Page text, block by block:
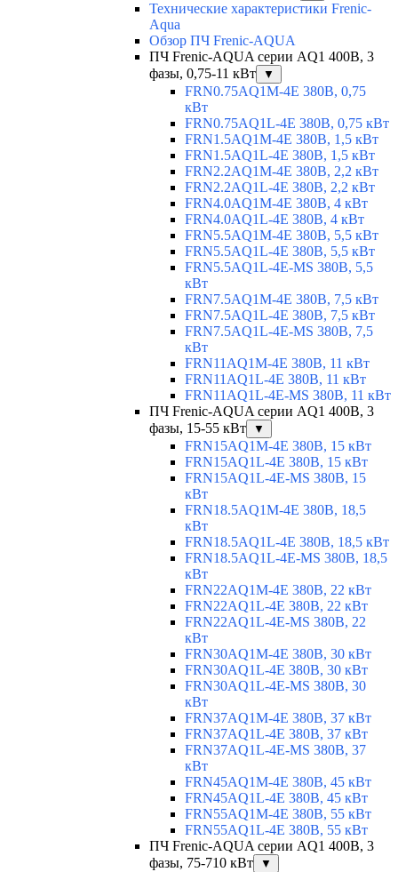
Технические характеристики Frenic-
Aqua
Обзор ПЧ Frenic-AQUA
ПЧ Frenic-AQUA серии AQ1 400В, 3
фазы, 0,75-11 кВт
▼
FRN0.75AQ1M-4E 380В, 0,75
кВт
FRN0.75AQ1L-4E 380В, 0,75 кВт
FRN1.5AQ1M-4E 380В, 1,5 кВт
FRN1.5AQ1L-4E 380В, 1,5 кВт
FRN2.2AQ1M-4E 380В, 2,2 кВт
FRN2.2AQ1L-4E 380В, 2,2 кВт
FRN4.0AQ1M-4E 380В, 4 кВт
FRN4.0AQ1L-4E 380В, 4 кВт
FRN5.5AQ1M-4E 380В, 5,5 кВт
FRN5.5AQ1L-4E 380В, 5,5 кВт
FRN5.5AQ1L-4E-MS 380В, 5,5
кВт
FRN7.5AQ1M-4E 380В, 7,5 кВт
FRN7.5AQ1L-4E 380В, 7,5 кВт
FRN7.5AQ1L-4E-MS 380В, 7,5
кВт
FRN11AQ1M-4E 380В, 11 кВт
FRN11AQ1L-4E 380В, 11 кВт
FRN11AQ1L-4E-MS 380В, 11 кВт
ПЧ Frenic-AQUA серии AQ1 400В, 3
фазы, 15-55 кВт
▼
FRN15AQ1M-4E 380В, 15 кВт
FRN15AQ1L-4E 380В, 15 кВт
FRN15AQ1L-4E-MS 380В, 15
кВт
FRN18.5AQ1M-4E 380В, 18,5
кВт
FRN18.5AQ1L-4E 380В, 18,5 кВт
FRN18.5AQ1L-4E-MS 380В, 18,5
кВт
FRN22AQ1M-4E 380В, 22 кВт
FRN22AQ1L-4E 380В, 22 кВт
FRN22AQ1L-4E-MS 380В, 22
кВт
FRN30AQ1M-4E 380В, 30 кВт
FRN30AQ1L-4E 380В, 30 кВт
FRN30AQ1L-4E-MS 380В, 30
кВт
FRN37AQ1M-4E 380В, 37 кВт
FRN37AQ1L-4E 380В, 37 кВт
FRN37AQ1L-4E-MS 380В, 37
кВт
FRN45AQ1M-4E 380В, 45 кВт
FRN45AQ1L-4E 380В, 45 кВт
FRN55AQ1M-4E 380В, 55 кВт
FRN55AQ1L-4E 380В, 55 кВт
ПЧ Frenic-AQUA серии AQ1 400В, 3
фазы, 75-710 кВт
▼